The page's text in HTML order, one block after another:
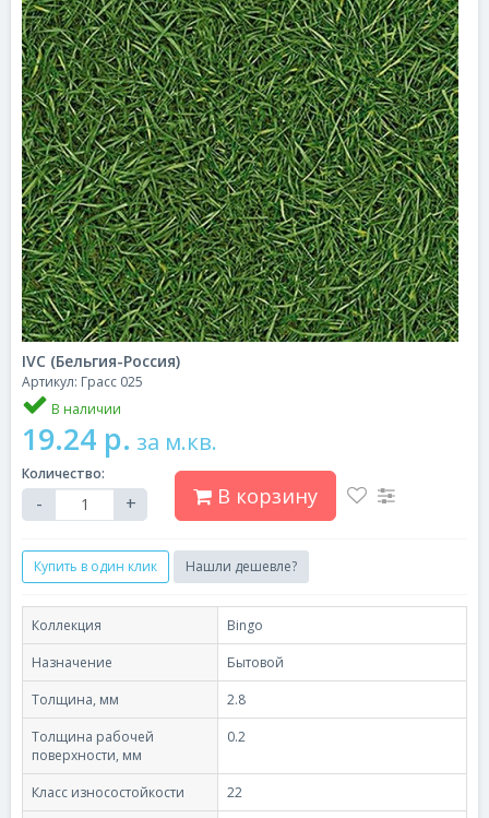
IVC (Бельгия-Россия)
Артикул: Грасс 025
В наличии
19.24 р. за м.кв.
Количество:
- + В корзину
Купить в один клик Нашли дешевле?
Коллекция
Bingo
Назначение
Бытовой
Толщина, мм
2.8
Толщина рабочей
поверхности, мм
0.2
Класс износостойкости
22